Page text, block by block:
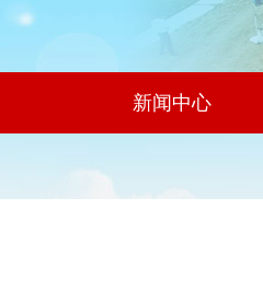
新闻中心